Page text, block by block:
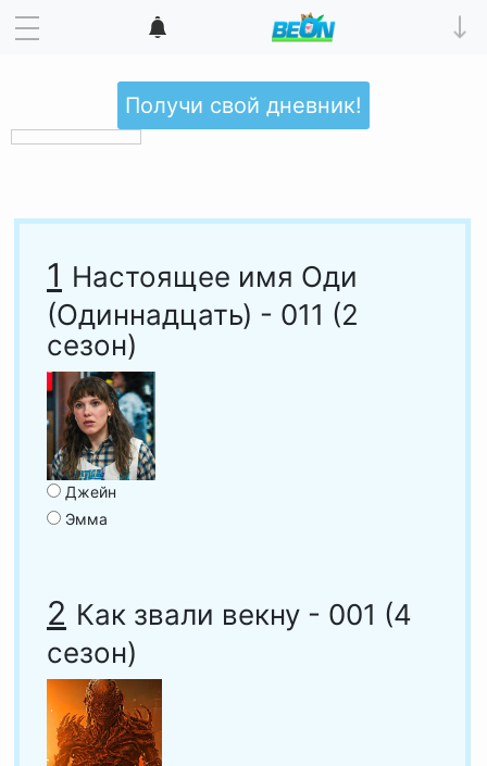
Получи свой дневник!
1 Настоящее имя Оди
(Одиннадцать) - 011 (2
сезон)
Джейн
Эмма
2 Как звали векну - 001 (4
сезон)